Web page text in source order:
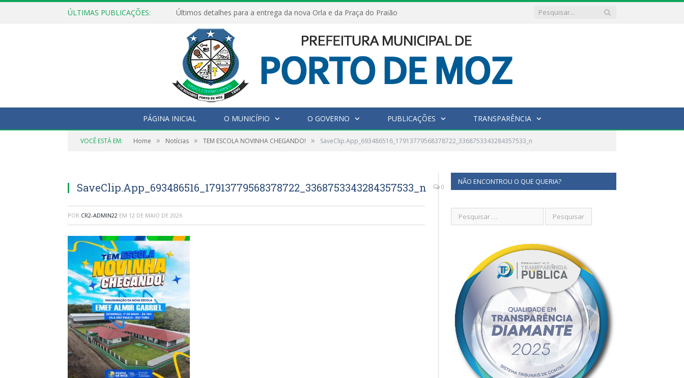
ÚLTIMAS PUBLICAÇÕES: Últimos detalhes para a entrega da nova Orla e da Praça do Praião
PÁGINA INICIAL O MUNICÍPIO O GOVERNO PUBLICAÇÕES TRANSPARÊNCIA
VOCÊ ESTÁ EM: Home » Notícias » TEM ESCOLA NOVINHA CHEGANDO! » SaveClip.App_693486516_17913779568378722_3368753343284357533_n
SaveClip.App_693486516_17913779568378722_3368753343284357533_n 0
POR CR2-ADMIN22 EM 12 DE MAIO DE 2026
NÃO ENCONTROU O QUE QUERIA?